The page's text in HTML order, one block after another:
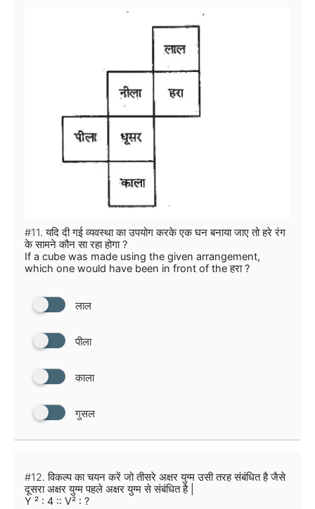
#11. यदि दी गई व्यवस्था का उपयोग करके एक घन बनाया जाए तो हरे रंग
के सामने कौन सा रहा होगा ?
If a cube was made using the given arrangement,
which one would have been in front of the हरा ?
लाल
पीला
काला
गुसल
#12. विकल्प का चयन करें जो तीसरे अक्षर युग्म उसी तरह संबंधित है जैसे
दूसरा अक्षर युग्म पहले अक्षर युग्म से संबंधित है |
Y ² : 4 :: V² : ?